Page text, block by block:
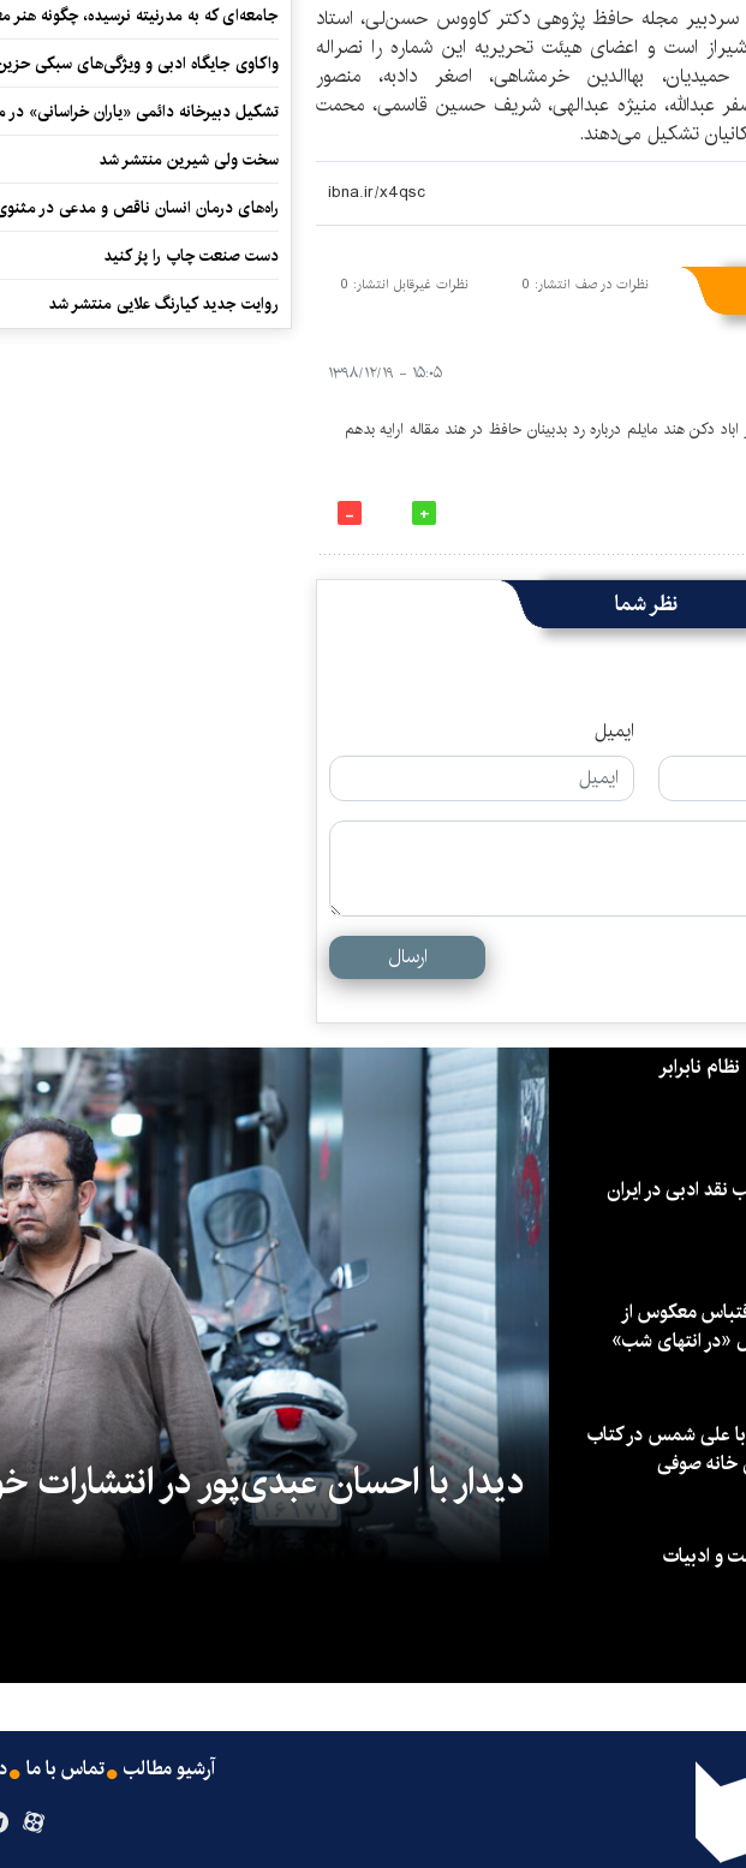
سردبیر مجله حافظ پژوهی دکتر کاووس حسن‌لی، استاد
است و اعضای هیئت تحریریه این شماره را نصراله
بهاالدین خرمشاهی، اصغر دادبه، منصور
عبدالله، منیژه عبدالهی، شریف حسین قاسمی، محمت
تشکیل می‌دهند.
1 نظرات در صف انتشار: 0 نظرات غیرقابل انتشار: 0
۱۵:۰۵ - ۱۳۹۸/۱۲/۱۹
دکن هند مایلم درباره رد بدبینان حافظ در هند مقاله ارایه بدهم
نظر شما
ایمیل
ارسال
جامعه‌ای که به مدرنیته نرسیده، چگونه هنر
واکاوی جایگاه ادبی و ویژگی‌های سبکی
تشکیل دبیرخانه دائمی «یاران خراسانی»
سخت ولی شیرین منتشر شد
راه‌های درمان انسان ناقص و مدعی در
دست صنعت چاپ را پرُ کنید
روایت جدید کیارنگ علایی منتشر شد
دیدار با احسان عبدی‌پور در انتشارات
نابرابر
نقد ادبی در ایران
معکوس از
«در انتهای شب»
با علی شمس در کتاب
خانه صوفی
و ادبیات
آرشیو مطالب تماس با ما